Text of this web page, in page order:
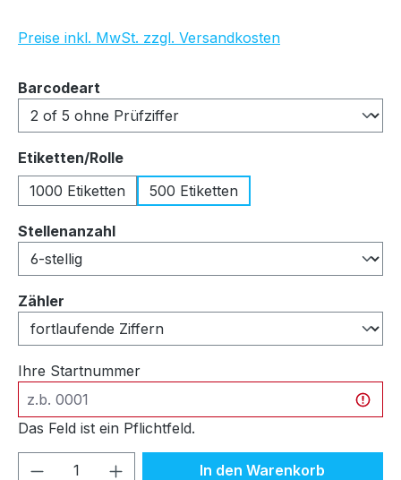
Preise inkl. MwSt. zzgl. Versandkosten
Barcodeart
Etiketten/Rolleauswählen
1000 Etiketten
500 Etiketten
Stellenanzahlauswählen
Zähler
Ihre Startnummer
Das Feld ist ein Pflichtfeld.
Produkt Anzahl: Gib denIn den Warenkorb